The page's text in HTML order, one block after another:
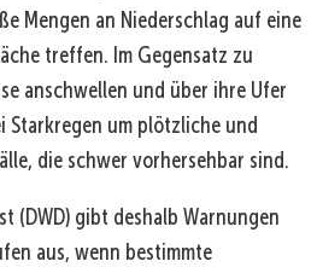
Mengen an Niederschlag auf eine
treffen. Im Gegensatz zu
anschwellen und über ihre Ufer
Starkregen um plötzliche und
die schwer vorhersehbar sind.
(DWD) gibt deshalb Warnungen
aus, wenn bestimmte